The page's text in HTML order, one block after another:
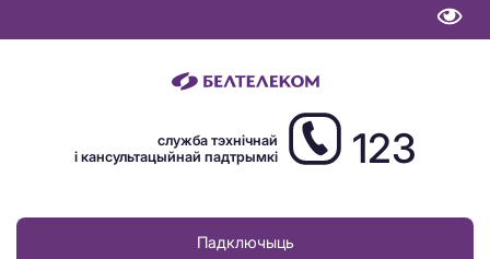
служба тэхнічнай
і кансультацыйнай падтрымкі
123
Падключыць